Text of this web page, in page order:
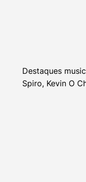
Destaques
Spiro, Kevin O